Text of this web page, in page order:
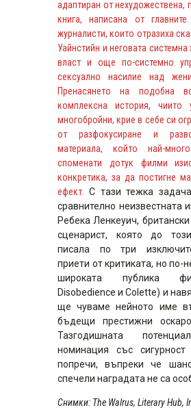
адаптиран от нехудожествена,
книга, написана от
журналисти, които отразиха
Уайнстийн и неговата системна
власт и още по-системно
сексуално насилие над
Пренасянето на подобна
комплексна история, чиито
многобройни, крие в себе си
от разфокусиране и
материала, който най-
споменати дотук филми
конкретика, за да постигне
ефект.
С тази тежка
сравнително неизвестната
Ребека Ленкеуич,
сценарист, която до
писала по три
приети от критиката, но по-
широката публика
Disobedience и Colette) и
ще чуваме нейното име
бъдещи престижни
Тазгодишната
номинация със
попречи, въпреки че
спечели наградата не са
Снимки: The Walrus, Literary Hub,